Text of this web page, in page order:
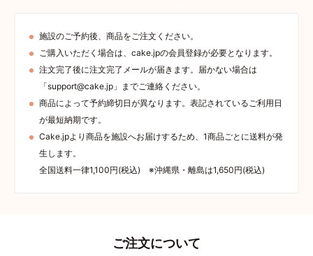
施設のご予約後、商品をご注文ください。
ご購入いただく場合は、cake.jpの会員登録が必要となります。
注文完了後に注文完了メールが届きます。届かない場合は
「support@cake.jp」までご連絡ください。
商品によって予約締切日が異なります。表記されているご利用日
が最短納期です。
Cake.jpより商品を施設へお届けするため、1商品ごとに送料が発
生します。
全国送料一律1,100円(税込) ※沖縄県・離島は1,650円(税込)
ご注文について